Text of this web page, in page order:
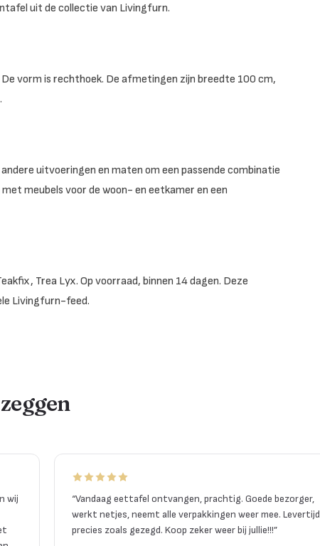
uit de collectie van Livingfurn.
vorm is rechthoek. De afmetingen zijn breedte 100 cm,
uitvoeringen en maten om een passende combinatie
meubels voor de woon- en eetkamer en een
Trea Lyx. Op voorraad, binnen 14 dagen. Deze
Livingfurn-feed.
wij
“Vandaag eettafel ontvangen, prachtig. Goede bezorger,
werkt netjes, neemt alle verpakkingen weer mee. Levertijd
precies zoals gezegd. Koop zeker weer bij jullie!!!”